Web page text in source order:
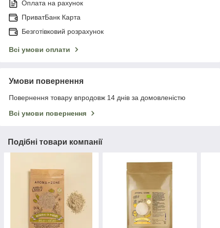
Оплата на рахунок
ПриватБанк Карта
Безготівковий розрахунок
Всі умови оплати
Умови повернення
Повернення товару впродовж 14 днів за домовленістю
Всі умови повернення
Подібні товари компанії